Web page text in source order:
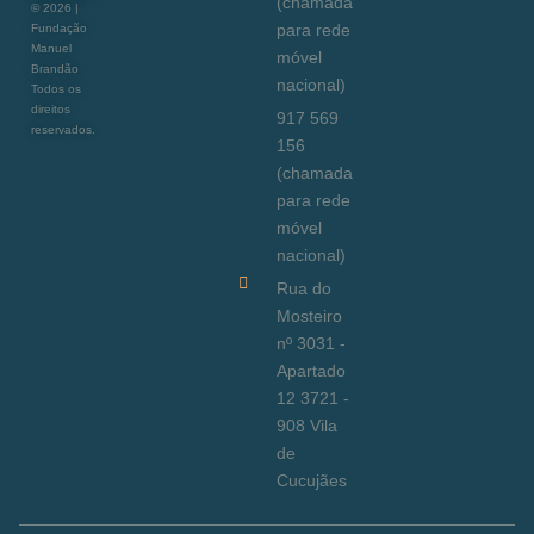
© 2026
Fundação
Manuel
Brandão
Todos os
direitos
reservados.
para rede
móvel
nacional)
917 569
156
(chamada
para rede
móvel
nacional)
Rua do
Mosteiro
nº 3031 -
Apartado
12 3721 -
908 Vila
de
Cucujães